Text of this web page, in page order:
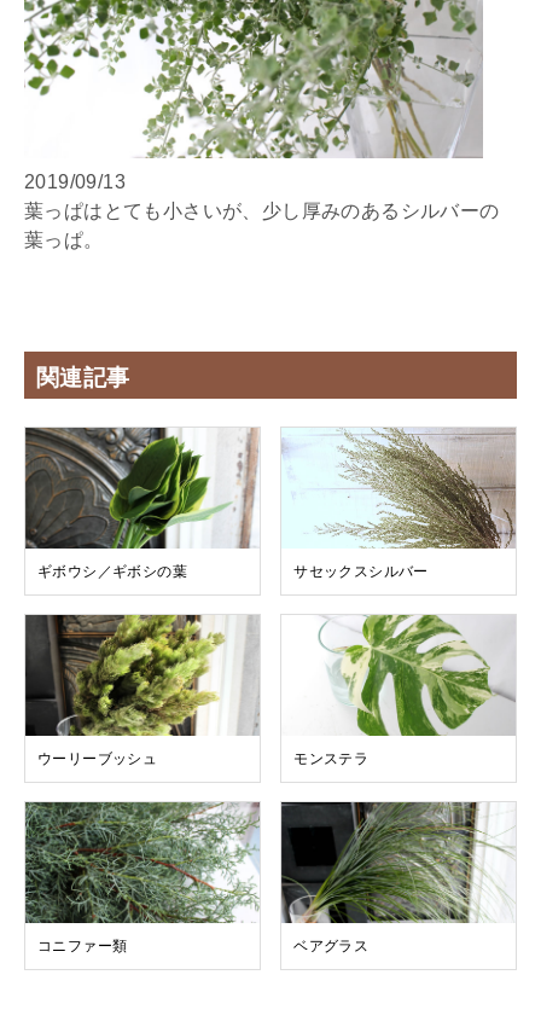
2019/09/13
葉っぱはとても小さいが、少し厚みのあるシルバーの
葉っぱ。
関連記事
ギボウシ／ギボシの葉 サセックスシルバー
ウーリーブッシュ モンステラ
コニファー類 ベアグラス